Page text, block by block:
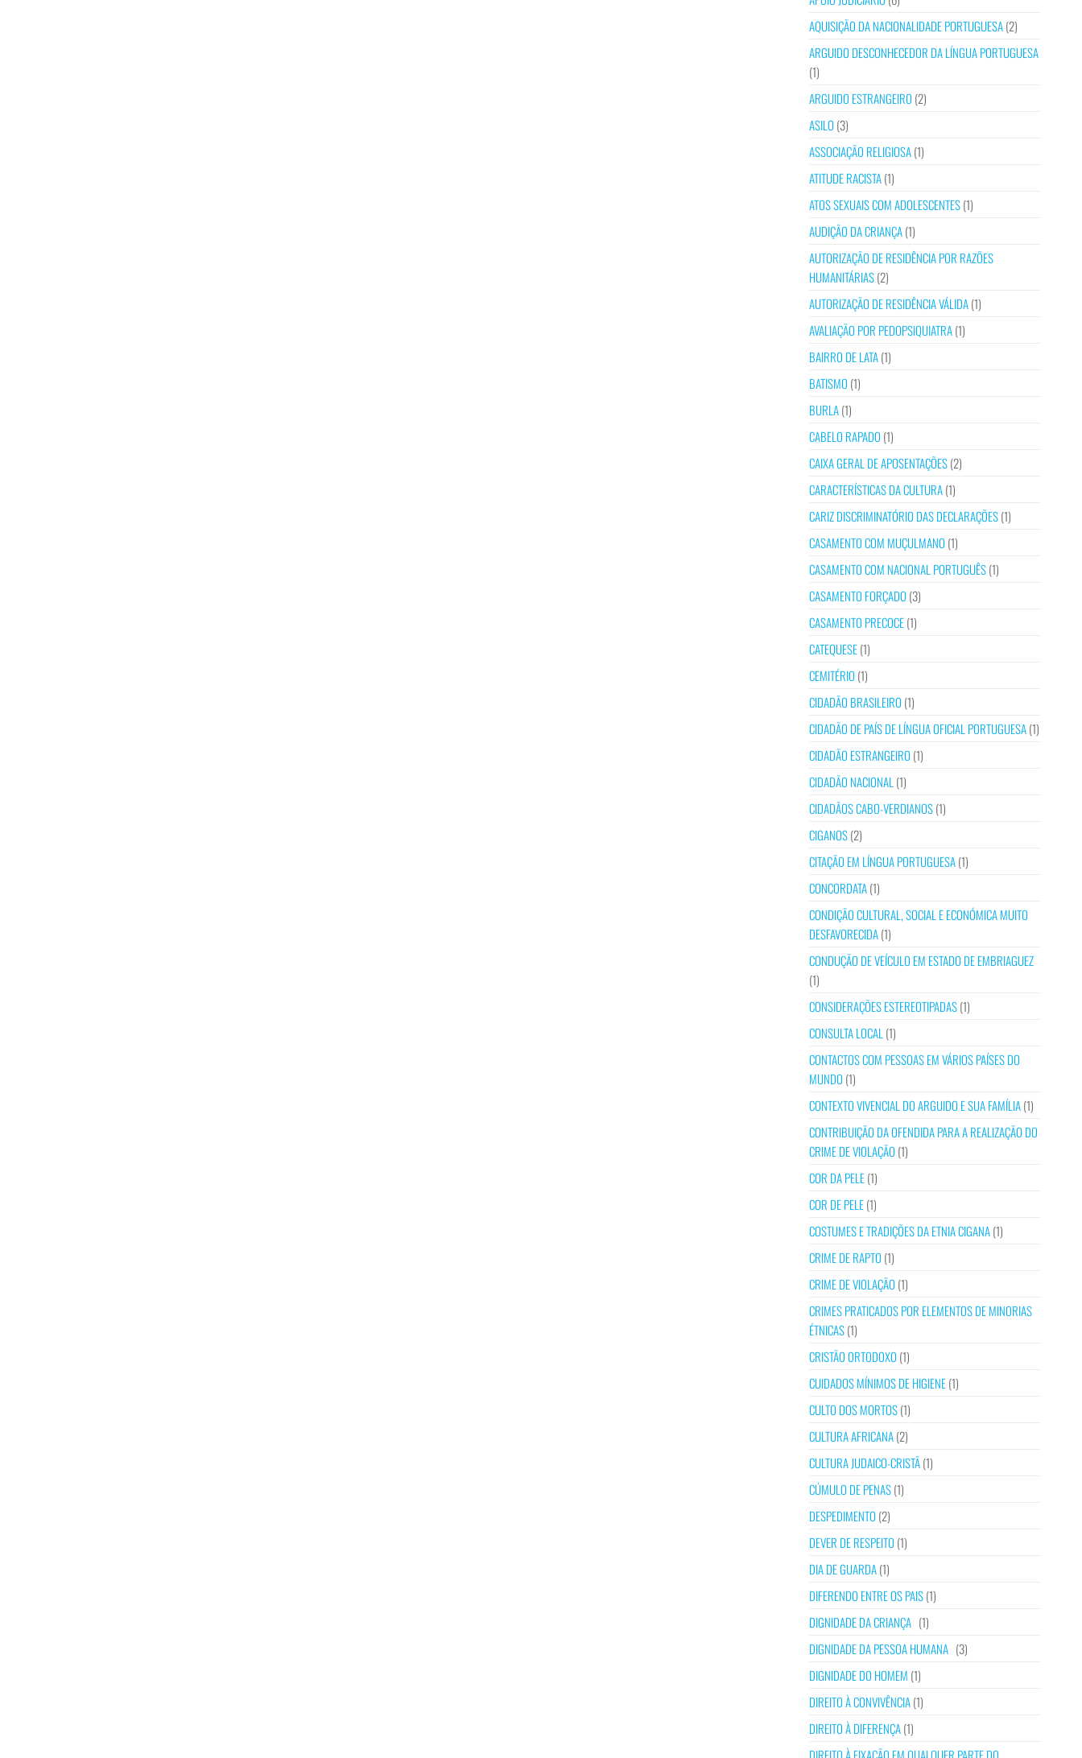
AQUISIÇÃO DA NACIONALIDADE PORTUGUESA(2)
ARGUIDO DESCONHECEDOR DA LÍNGUA PORTUGUESA
(1)
ARGUIDO ESTRANGEIRO (2)
ASILO (3)
ASSOCIAÇÃO RELIGIOSA(1)
ATITUDE RACISTA(1)
ATOS SEXUAIS COM ADOLESCENTES(1)
AUDIÇÃO DA CRIANÇA(1)
AUTORIZAÇÃO DE RESIDÊNCIA POR RAZÕES
HUMANITÁRIAS(2)
AUTORIZAÇÃO DE RESIDÊNCIA VÁLIDA(1)
AVALIAÇÃO POR PEDOPSIQUIATRA(1)
BAIRRO DE LATA(1)
BATISMO (1)
BURLA(1)
CABELO RAPADO (1)
CAIXA GERAL DE APOSENTAÇÕES(2)
CARACTERÍSTICAS DA CULTURA(1)
CARIZ DISCRIMINATÓRIO DAS DECLARAÇÕES(1)
CASAMENTO COM MUÇULMANO (1)
CASAMENTO COM NACIONAL PORTUGUÊS(1)
CASAMENTO FORÇADO (3)
CASAMENTO PRECOCE(1)
CATEQUESE(1)
CEMITÉRIO (1)
CIDADÃO BRASILEIRO (1)
CIDADÃO DE PAÍS DE LÍNGUA OFICIAL PORTUGUESA(1)
CIDADÃO ESTRANGEIRO (1)
CIDADÃO NACIONAL (1)
CIDADÃOS CABO-VERDIANOS(1)
CIGANOS(2)
CITAÇÃO EM LÍNGUA PORTUGUESA(1)
CONCORDATA(1)
CONDIÇÃO CULTURAL, SOCIAL E ECONÓMICA MUITO
DESFAVORECIDA(1)
CONDUÇÃO DE VEÍCULO EM ESTADO DE EMBRIAGUEZ
(1)
CONSIDERAÇÕES ESTEREOTIPADAS(1)
CONSULTA LOCAL (1)
CONTACTOS COM PESSOAS EM VÁRIOS PAÍSES DO
MUNDO (1)
CONTEXTO VIVENCIAL DO ARGUIDO E SUA FAMÍLIA(1)
CONTRIBUIÇÃO DA OFENDIDA PARA A REALIZAÇÃO DO
CRIME DE VIOLAÇÃO (1)
COR DA PELE(1)
COR DE PELE(1)
COSTUMES E TRADIÇÕES DA ETNIA CIGANA(1)
CRIME DE RAPTO (1)
CRIME DE VIOLAÇÃO (1)
CRIMES PRATICADOS POR ELEMENTOS DE MINORIAS
ÉTNICAS(1)
CRISTÃO ORTODOXO (1)
CUIDADOS MÍNIMOS DE HIGIENE(1)
CULTO DOS MORTOS(1)
CULTURA AFRICANA(2)
CULTURA JUDAICO-CRISTÃ(1)
CÚMULO DE PENAS(1)
DESPEDIMENTO (2)
DEVER DE RESPEITO (1)
DIA DE GUARDA(1)
DIFERENDO ENTRE OS PAIS(1)
DIGNIDADE DA CRIANÇA (1)
DIGNIDADE DA PESSOA HUMANA (3)
DIGNIDADE DO HOMEM (1)
DIREITO À CONVIVÊNCIA(1)
DIREITO À DIFERENÇA(1)